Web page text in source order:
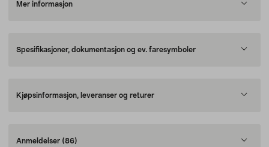
Mer informasjon
Spesifikasjoner, dokumentasjon og ev. faresymboler
Kjøpsinformasjon, leveranser og returer
Anmeldelser (86)